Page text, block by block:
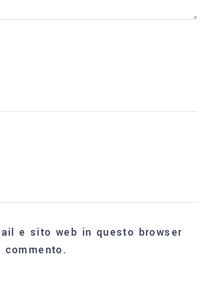
e sito web in questo browser